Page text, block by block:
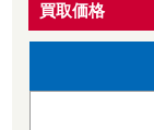
買取価格